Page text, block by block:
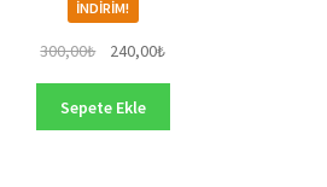
İNDIRIM!
300,00₺
Orijinal
300,00₺.
240,00₺Şu
240,00₺.
Sepete Ekle